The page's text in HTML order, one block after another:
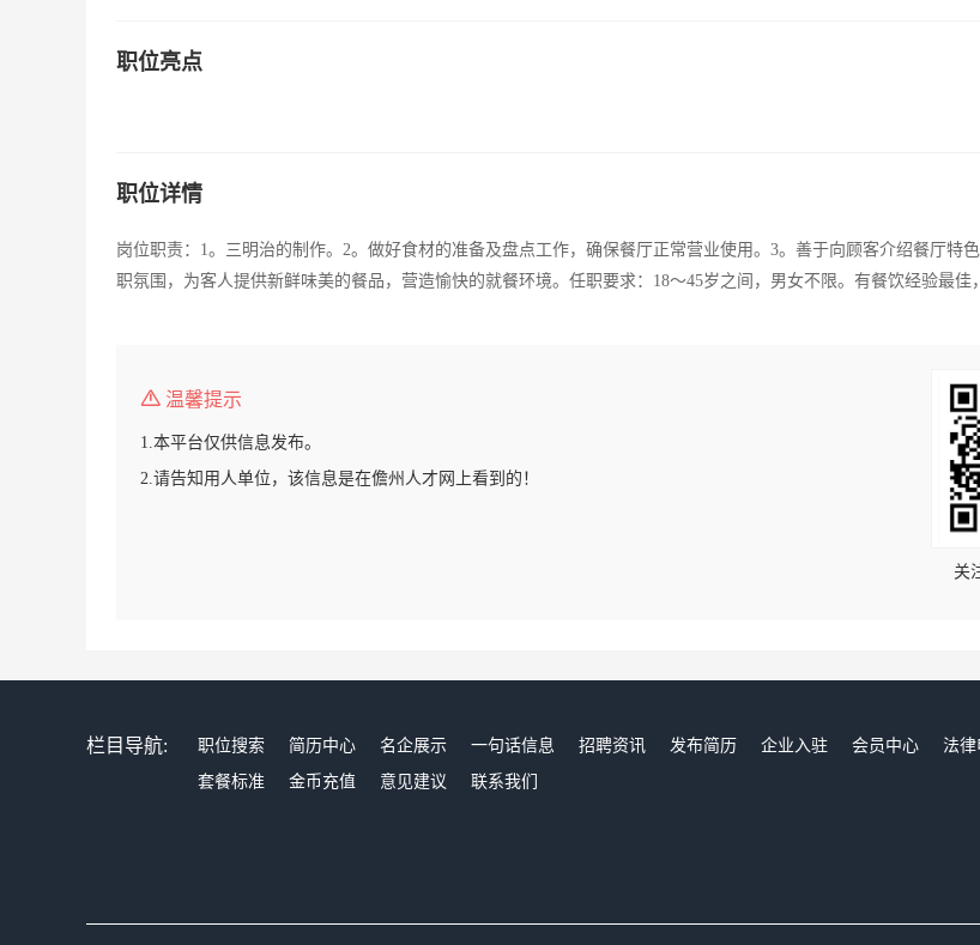
职位亮点
职位详情
岗位职责：1。三明治的制作。2。做好食材的准备及盘点工作，确保餐厅正常营业使用。3。善于向顾客介绍餐厅特
职氛围，为客人提供新鲜味美的餐品，营造愉快的就餐环境。任职要求：18～45岁之间，男女不限。有餐饮经验最佳
温馨提示
1.本平台仅供信息发布。
2.请告知用人单位，该信息是在儋州人才网上看到的！
关
栏目导航: 职位搜索 简历中心 名企展示 一句话信息 招聘资讯 发布简历 企业入驻 会员中心
法律
套餐标准
金币充值 意见建议 联系我们